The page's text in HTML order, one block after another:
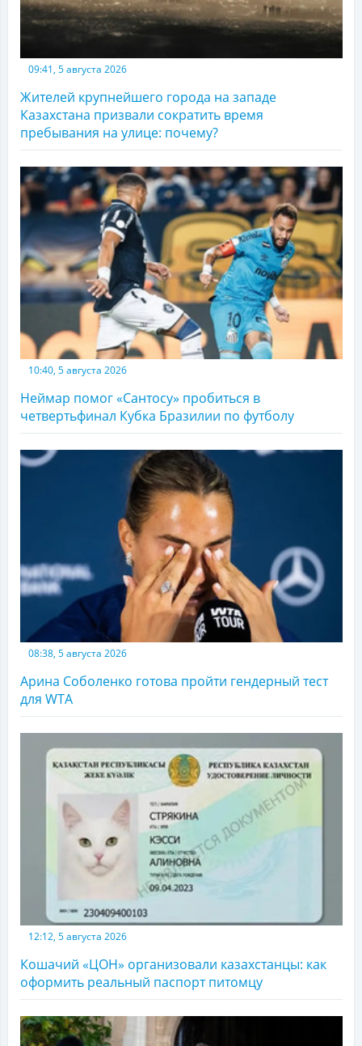
09:41, 5 августа 2026
Жителей крупнейшего города на западе
Казахстана призвали сократить время
пребывания на улице: почему?
10:40, 5 августа 2026
Неймар помог «Сантосу» пробиться в
четвертьфинал Кубка Бразилии по футболу
08:38, 5 августа 2026
Арина Соболенко готова пройти гендерный тест
для WTA
12:12, 5 августа 2026
Кошачий «ЦОН» организовали казахстанцы: как
оформить реальный паспорт питомцу